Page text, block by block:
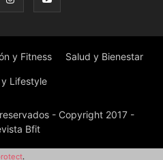
y Fitness Salud y Bienestar
Lifestyle
- Copyright 2017 -
Bfit
.